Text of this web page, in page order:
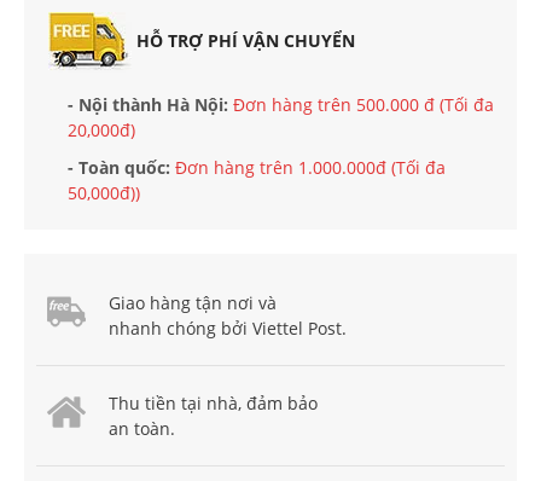
HỖ TRỢ PHÍ VẬN CHUYỂN
- Nội thành Hà Nội: Đơn hàng trên 500.000 đ (Tối đa
20,000đ)
- Toàn quốc: Đơn hàng trên 1.000.000đ (Tối đa
50,000đ))
Giao hàng tận nơi và
nhanh chóng bởi Viettel Post.
Thu tiền tại nhà, đảm bảo
an toàn.